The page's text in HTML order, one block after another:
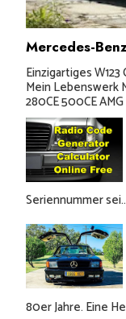
Mercedes-
Einzigartiges
Mein Lebenswerk
280CE 500CE
Seriennummer
80er Jahre. Eine